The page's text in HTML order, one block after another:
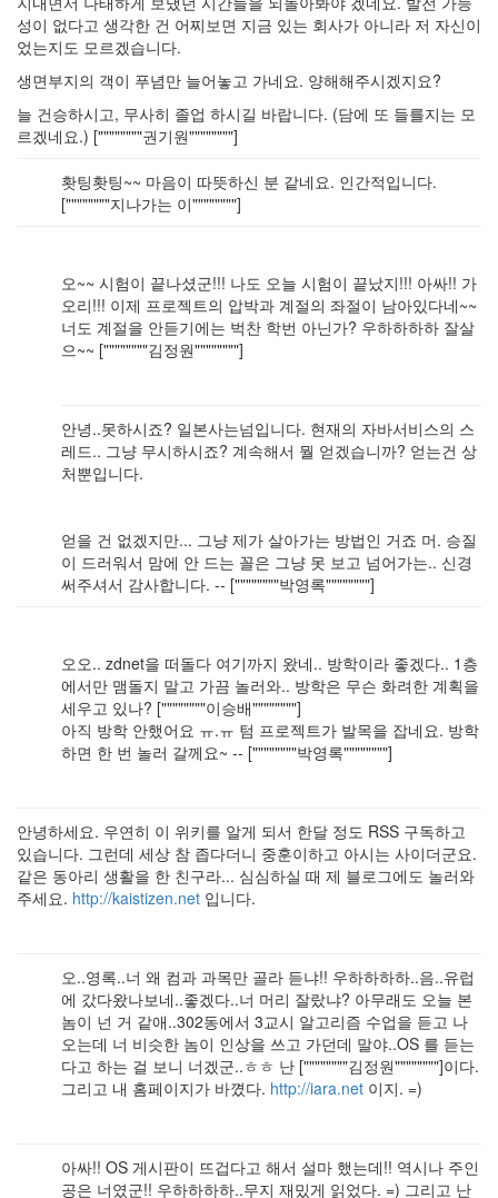
성이 없다고 생각한 건 어찌보면 지금 있는 회사가 아니라 저 자신이
었는지도 모르겠습니다.
생면부지의 객이 푸념만 늘어놓고 가네요. 양해해주시겠지요?
늘 건승하시고, 무사히 졸업 하시길 바랍니다. (담에 또 들를지는 모
르겠네요.) [""""""""권기원""""""""]
홧팅홧팅~~ 마음이 따뜻하신 분 같네요. 인간적입니다.
[""""""""지나가는 이""""""""]
오~~ 시험이 끝나셨군!!! 나도 오늘 시험이 끝났지!!! 아싸!! 가
오리!!! 이제 프로젝트의 압박과 계절의 좌절이 남아있다네~~
너도 계절을 안듣기에는 벅찬 학번 아닌가? 우하하하하 잘살
으~~ [""""""""김정원""""""""]
안녕..못하시죠? 일본사는넘입니다. 현재의 자바서비스의 스
레드.. 그냥 무시하시죠? 계속해서 뭘 얻겠습니까? 얻는건 상
처뿐입니다.
얻을 건 없겠지만... 그냥 제가 살아가는 방법인 거죠 머. 승질
이 드러워서 맘에 안 드는 꼴은 그냥 못 보고 넘어가는.. 신경
써주셔서 감사합니다. -- [""""""""박영록""""""""]
오오.. zdnet을 떠돌다 여기까지 왔네.. 방학이라 좋겠다.. 1층
에서만 맴돌지 말고 가끔 놀러와.. 방학은 무슨 화려한 계획을
세우고 있나? [""""""""이승배""""""""]
아직 방학 안했어요 ㅠ.ㅠ 텀 프로젝트가 발목을 잡네요. 방학
하면 한 번 놀러 갈께요~ -- [""""""""박영록""""""""]
안녕하세요. 우연히 이 위키를 알게 되서 한달 정도 RSS 구독하고
있습니다. 그런데 세상 참 좁다더니 중훈이하고 아시는 사이더군요.
같은 동아리 생활을 한 친구라... 심심하실 때 제 블로그에도 놀러와
주세요. http://kaistizen.net 입니다.
오..영록..너 왜 컴과 과목만 골라 듣냐!! 우하하하하..음..유럽
에 갔다왔나보네..좋겠다..너 머리 잘랐냐? 아무래도 오늘 본
놈이 넌 거 같애..302동에서 3교시 알고리즘 수업을 듣고 나
오는데 너 비슷한 놈이 인상을 쓰고 가던데 말야..OS 를 듣는
다고 하는 걸 보니 너겠군..ㅎㅎ 난 [""""""""김정원""""""""]이다.
그리고 내 홈페이지가 바꼈다. http://iara.net 이지. =)
아싸!! OS 게시판이 뜨겁다고 해서 설마 했는데!! 역시나 주인
공은 너였군!! 우하하하하..무지 재밌게 읽었다. =) 그리고 난